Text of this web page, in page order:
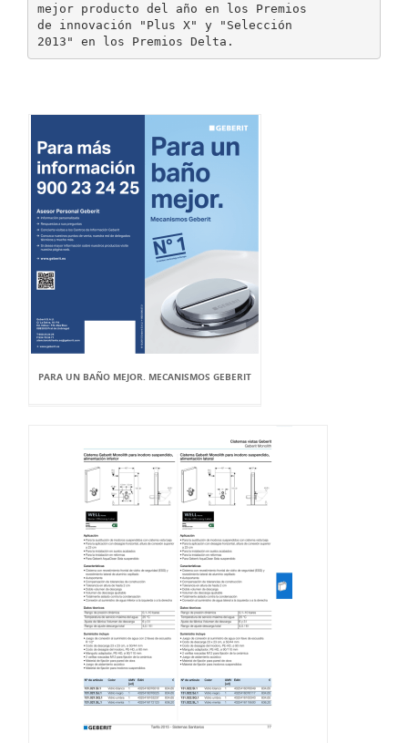
mejor producto del año en los Premios
de innovación "Plus X" y "Selección
PARA UN BAÑO MEJOR. MECANISMOS GEBERIT